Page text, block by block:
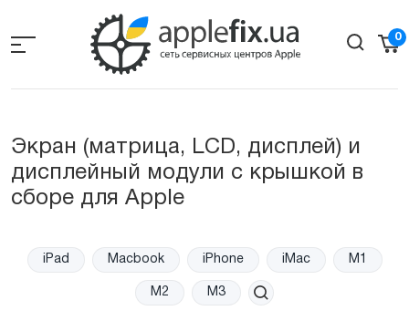
the
0
Экран (матрица, LCD, дисплей) и
дисплейный модули с крышкой в
сборе для Apple
iPad Macbook iPhone iMac M1
M2 M3